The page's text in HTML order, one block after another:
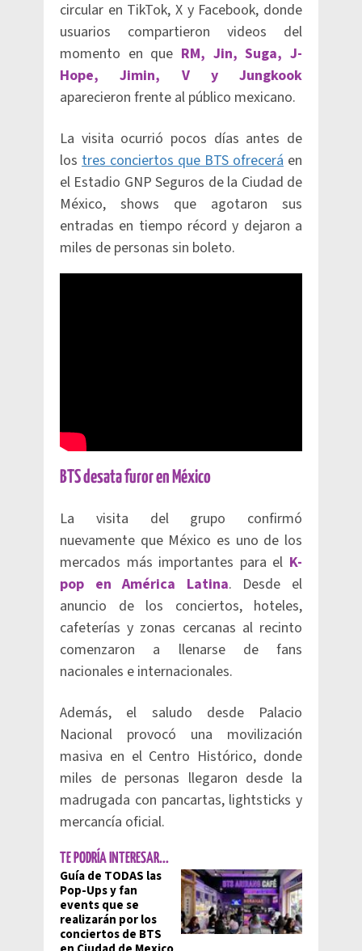
circular en TikTok, X y Facebook, donde
usuarios compartieron videos del
momento en que RM, Jin, Suga, J-
Hope, Jimin, V y Jungkook
aparecieron frente al público mexicano.
La visita ocurrió pocos días antes de
los tres conciertos que BTS ofrecerá en
el Estadio GNP Seguros de la Ciudad de
México, shows que agotaron sus
entradas en tiempo récord y dejaron a
miles de personas sin boleto.
BTS desata furor en México
La visita del grupo confirmó
nuevamente que México es uno de los
mercados más importantes para el K-
pop en América Latina. Desde el
anuncio de los conciertos, hoteles,
cafeterías y zonas cercanas al recinto
comenzaron a llenarse de fans
nacionales e internacionales.
Además, el saludo desde Palacio
Nacional provocó una movilización
masiva en el Centro Histórico, donde
miles de personas llegaron desde la
madrugada con pancartas, lightsticks y
mercancía oficial.
TE PODRÍA INTERESAR...
Guía de TODAS las
Pop-Ups y fan
events que se
realizarán por los
conciertos de BTS